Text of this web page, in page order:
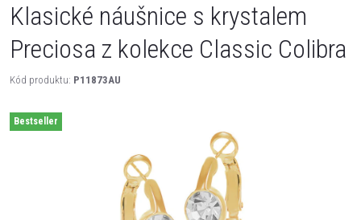
Klasické náušnice s krystalem
Preciosa z kolekce Classic Colibra
Kód produktu: P11873AU
Bestseller